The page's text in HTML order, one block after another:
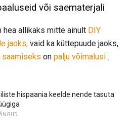
või saematerjali
hea allikaks mitte ainult DIY
jaoks, vaid ka küttepuude jaoks,
saamiseks on palju võimalusi .
hispaania keelde nende tasuta